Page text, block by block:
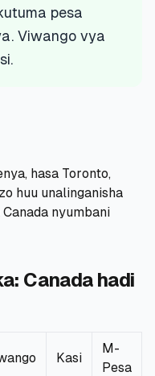
pesa
Viwango vya
hasa Toronto,
huu unalinganisha
nyumbani
Canada hadi
Kasi
M-
Pesa